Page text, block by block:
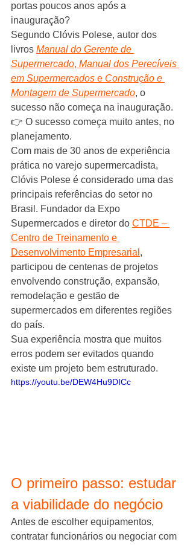
portas poucos anos após a
inauguração?
Segundo Clóvis Polese, autor dos
livros Manual do Gerente de
Supermercado, Manual dos Perecíveis
em Supermercados e Construção e
Montagem de Supermercado, o
sucesso não começa na inauguração.
👉 O sucesso começa muito antes, no
planejamento.
Com mais de 30 anos de experiência
prática no varejo supermercadista,
Clóvis Polese é considerado uma das
principais referências do setor no
Brasil. Fundador da Expo
Supermercados e diretor do CTDE –
Centro de Treinamento e
Desenvolvimento Empresarial ,
participou de centenas de projetos
envolvendo construção, expansão,
remodelação e gestão de
supermercados em diferentes regiões
do país.
Sua experiência mostra que muitos
erros podem ser evitados quando
existe um projeto bem estruturado.
https://youtu.be/DEW4Hu9DICc
O primeiro passo: estudar
a viabilidade do negócio
Antes de escolher equipamentos,
contratar funcionários ou negociar com